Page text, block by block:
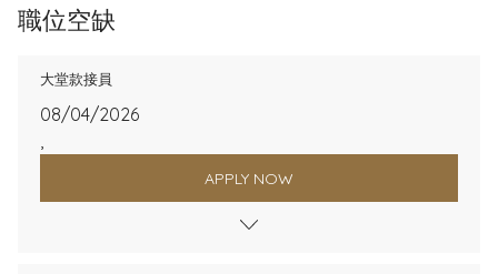
職位空缺
大堂款接員
08/04/2026
,
APPLY NOW